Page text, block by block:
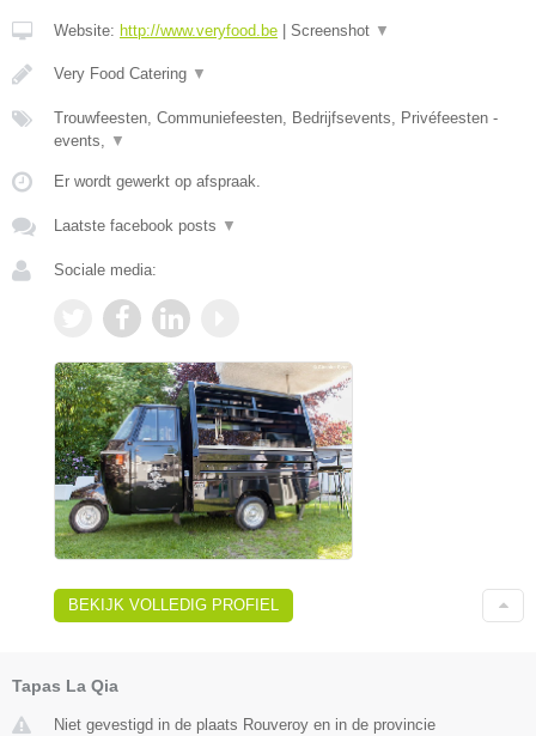
Website: http://www.veryfood.be | Screenshot ▼
Very Food Catering ▼
Trouwfeesten, Communiefeesten, Bedrijfsevents, Privéfeesten -
events,
▼
Er wordt gewerkt op afspraak.
Laatste facebook posts ▼
Sociale media:
BEKIJK VOLLEDIG PROFIEL
Tapas La Qia
Niet gevestigd in de plaats Rouveroy en in de provincie